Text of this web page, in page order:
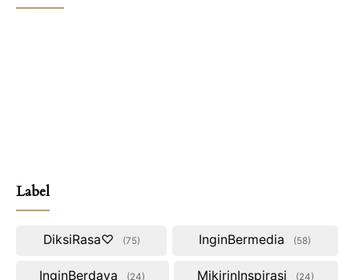
Label
DiksiRasa♡ 75 InginBermedia 58
InginBerdaya 24 MikirinInspirasi 24